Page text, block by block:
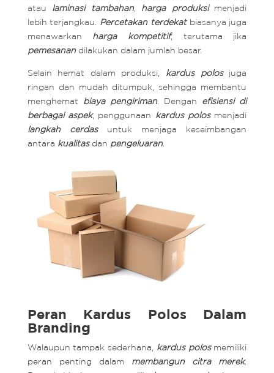
atau laminasi tambahan, harga produksimenjadi
lebih terjangkau. Percetakan terdekatbiasanya juga
menawarkan harga kompetitif, terutama jika
pemesanandilakukan dalam jumlah besar.
Selain hemat dalam produksi, kardus polosjuga
ringan dan mudah ditumpuk, sehingga membantu
menghemat biaya pengiriman. Dengan efisiensi di
berbagai aspek, penggunaan kardus polosmenjadi
langkah cerdasuntuk menjaga keseimbangan
antara kualitasdan pengeluaran.
Peran Kardus Polos Dalam
Branding
Walaupun tampak sederhana, kardus polosmemiliki
peran penting dalam membangun citra merek.